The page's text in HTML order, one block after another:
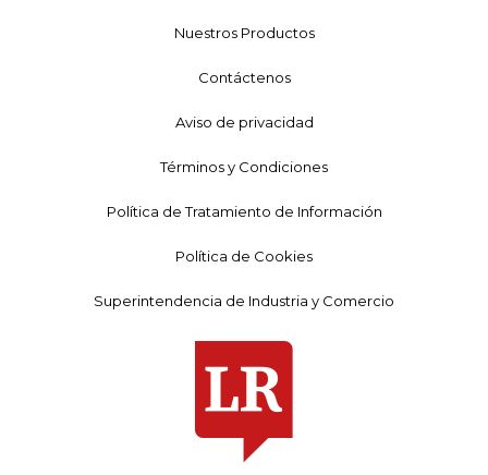
Nuestros Productos
Contáctenos
Aviso de privacidad
Términos y Condiciones
Política de Tratamiento de Información
Política de Cookies
Superintendencia de Industria y Comercio